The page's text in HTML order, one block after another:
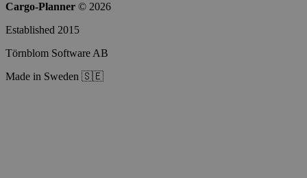
Cargo-Planner © 2026
Established 2015
Törnblom Software AB
Made in Sweden 🇸🇪